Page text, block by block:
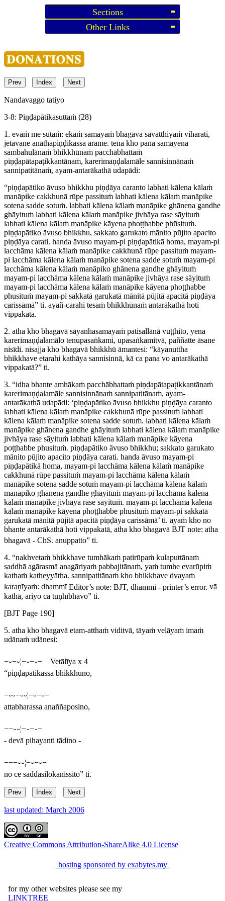
Sections
Other Links
Prev Index Next
Nandavaggo tatiyo
3-8: Piṇḍapātikasuttaṁ (28)
1. evaṁ me sutaṁ: ekaṁ samayaṁ bhagavā sāvatthiyaṁ viharati,
jetavane anāthapiṇḍikassa ārāme. tena kho pana samayena
sambahulānaṁ bhikkhūnaṁ pacchābhattaṁ
piṇḍapātapaṭikkantānaṁ, karerimaṇḍalamāle sannisinnānaṁ
sannipatitānaṁ, ayam-antarākathā udapādi:
“piṇḍapātiko āvuso bhikkhu piṇḍāya caranto labhati kālena kālaṁ
manāpike cakkhunā rūpe passituṁ labhati kālena kālaṁ manāpike
sotena sadde sotuṁ. labhati kālena kālaṁ manāpike ghānena gandhe
ghāyituṁ labhati kālena kālaṁ manāpike jivhāya rase sāyituṁ
labhati kālena kālaṁ manāpike kāyena phoṭṭhabbe phūsituṁ.
piṇḍapātiko āvuso bhikkhu, sakkato garukato mānito pūjito apacito
piṇḍāya carati. handa āvuso mayam-pi piṇḍapātikā homa, mayam-pi
lacchāma kālena kālaṁ manāpike cakkhunā rūpe passituṁ mayam-
pi lacchāma kālena kālaṁ manāpike sotena sadde sotuṁ mayam-pi
lacchāma kālena kālaṁ manāpiko ghānena gandhe ghāyituṁ
mayam-pi lacchāma kālena kālaṁ manāpike jivhāya rase sāyituṁ
mayam-pi lacchāma kālena kālaṁ manāpike kāyena phoṭṭhabbe
phusituṁ mayam-pi sakkatā garukatā mānitā pūjitā apacitā piṇḍāya
carissāmā” ti. ayañ-carahi tesaṁ bhikkhūnaṁ antarākathā hoti
vippakatā.
2. atha kho bhagavā sāyanhasamayaṁ patisallānā vuṭṭhito, yena
karerimaṇḍalamālo tenupasaṅkami, upasaṅkamitvā, paññatte āsane
nisīdi. nisajja kho bhagavā bhikkhū āmantesi: “kāyanuttha
bhikkhave etarahi kathāya sannisinnā, kā ca pana vo antarākathā
vippakatā?” ti.
3. “idha bhante amhākaṁ pacchābhattaṁ piṇḍapātapaṭikkantānaṁ
karerimaṇḍalamāle sannisinnānaṁ sannipatitānaṁ, ayam-
antarākathā udapādi: ‘piṇḍapātiko āvuso bhikkhu piṇḍāya caranto
labhati kālena kālaṁ manāpike cakkhunā rūpe passituṁ labhati
kālena kālaṁ manāpike sotena sadde sotuṁ. labhati kālena kālaṁ
manāpike ghānena gandhe ghāyituṁ labhati kālena kālaṁ manāpike
jivhāya rase sāyituṁ labhati kālena kālaṁ manāpike kāyena
poṭṭhabbe phusituṁ. piṇḍapātiko āvuso bhikkhu; sakkato garukato
mānito pūjito apacito piṇḍāya carati. handa āvuso mayam-pi
piṇḍapātikā homa, mayam-pi lacchāma kālena kālaṁ manāpike
cakkhunā rūpe passituṁ mayam-pi lacchāma kālena kālaṁ
manāpike sotena sadde sotuṁ mayam-pi lacchāma kālena kālaṁ
manāpiko ghānena gandhe ghāyituṁ mayam-pi lacchāma kālena
kālaṁ manāpike jivhāya rase sāyituṁ. mayam-pi lacchāma kālena
kālaṁ manāpike kāyena phoṭṭhabbe phusituṁ mayam-pi sakkatā
garukatā mānitā pūjitā apacitā piṇḍāya carissāmā’ ti. ayaṁ kho no
bhante antarākathā hoti vippakatā, atha kho bhagavā BJT note: atha
bhagavā - ChS. anuppatto” ti.
4. “nakhvetaṁ bhikkhave tumhākaṁ patirūpaṁ kulaputtānaṁ
saddhā agārasmā anagāriyaṁ pabbajitānaṁ, yaṁ tumhe evarūpiṁ
kathaṁ katheyyātha. sannipatitānaṁ kho bhikkhave dvayaṁ
karaṇīyaṁ: dhammīEditor’s note: BJT, dhammi - printer’s error. vā
kathā, ariyo ca tuṇhībhāvo” ti.
[BJT Page 190]
5. atha kho bhagavā etam-atthaṁ viditvā, tāyaṁ velāyaṁ imaṁ
udānaṁ udānesi:
−⏑−⏑¦−⏑−⏑− Vetālīya x 4
“piṇḍapātikassa bhikkhuno,
−⏑⏑−⏑⏑¦−⏑−⏑−
attabharassa anaññaposino,
−−⏑⏑¦−⏑−⏑−
- devā pihayanti tādino -
−−−⏑⏑¦−⏑−⏑−
no ce saddasilokanissito” ti.
Prev Index Next
last updated: March 2006
Creative Commons Attribution-ShareAlike 4.0 License
hosting sponsored by exabytes.my
for my other websites please see my
LINKTREE